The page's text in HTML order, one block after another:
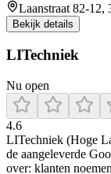
Laanstraat 82-12,
Bekijk details
LITechniek
Nu open
4.6
LITechniek (Hoge
de aangeleverde
over: klanten